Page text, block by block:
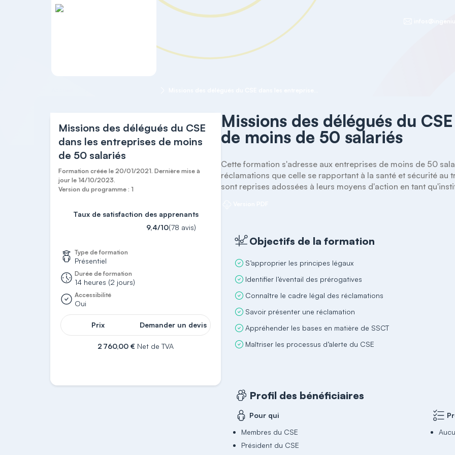
Missions des délégués du CSE
dans les entreprises de moins
de 50 salariés
Formation créée le 20/01/2021. Dernière mise à
jour le 14/10/2023.
Version du programme : 1
Taux de satisfaction des apprenants
9,4/10(78 avis)
Type de formation
Présentiel
Durée de formation
14 heures (2 jours)
Accessibilité
Oui
Prix Demander un devis
2 760,00 € Net de TVA
Missions des délégués du
de moins de 50 salariés
Cette formation s'adresse aux entreprises de moins de 50
réclamations que celle se rapportant à la santé et sécurité au
sont reprises adossées à leurs moyens d'action en tant
Objectifs de la formation
S’approprier les principes légaux
Identifier l’éventail des prérogatives
Connaître le cadre légal des réclamations
Savoir présenter une réclamation
Appréhender les bases en matière de SSCT
Maîtriser les processus d’alerte du CSE
Profil des bénéficiaires
Pour qui
Membres du CSE
Président du CSE